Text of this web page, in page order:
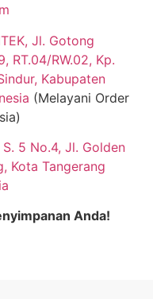
Jl. Gotong
RT.04/RW.02, Kp.
Kabupaten
(Melayani Order
S. 5 No.4, Jl. Golden
Kota Tangerang
Anda!